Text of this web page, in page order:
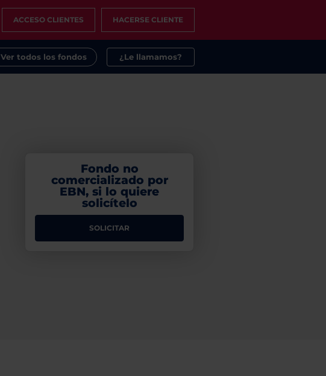
ACCESO CLIENTES HACERSE CLIENTE
Ver todos los fondos ¿Le llamamos?
Fondo no
comercializado por
EBN, si lo quiere
solicítelo
SOLICITAR